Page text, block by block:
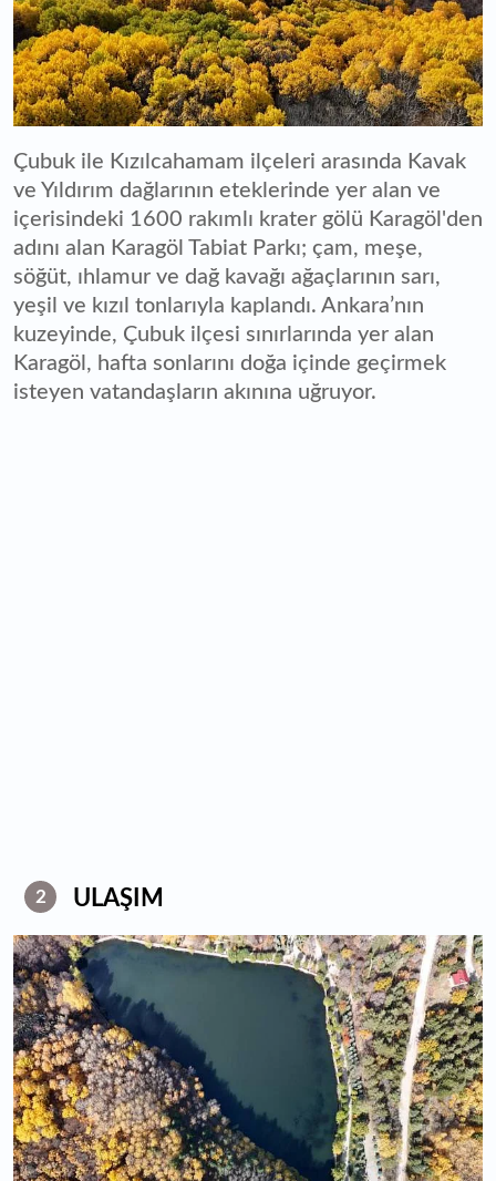
Çubuk ile Kızılcahamam ilçeleri arasında Kavak
ve Yıldırım dağlarının eteklerinde yer alan ve
içerisindeki 1600 rakımlı krater gölü Karagöl'den
adını alan Karagöl Tabiat Parkı; çam, meşe,
söğüt, ıhlamur ve dağ kavağı ağaçlarının sarı,
yeşil ve kızıl tonlarıyla kaplandı. Ankara’nın
kuzeyinde, Çubuk ilçesi sınırlarında yer alan
Karagöl, hafta sonlarını doğa içinde geçirmek
isteyen vatandaşların akınına uğruyor.
2 ULAŞIM